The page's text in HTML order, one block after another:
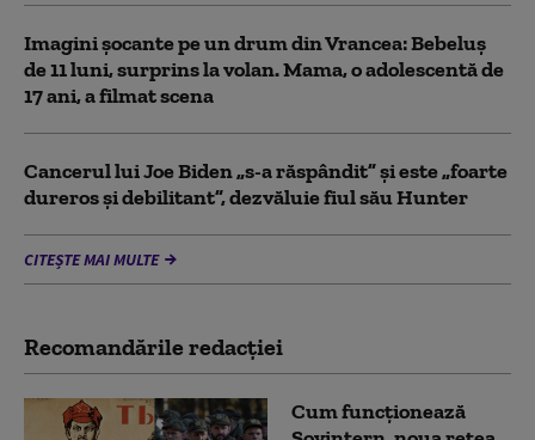
Imagini șocante pe un drum din Vrancea: Bebeluș
de 11 luni, surprins la volan. Mama, o adolescentă de
17 ani, a filmat scena
Cancerul lui Joe Biden „s-a răspândit” şi este „foarte
dureros și debilitant”, dezvăluie fiul său Hunter
CITEȘTE MAI MULTE
Recomandările redacţiei
Cum funcționează